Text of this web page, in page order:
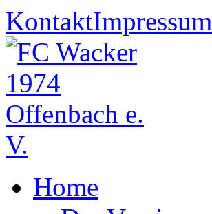
KontaktImpressum
Home